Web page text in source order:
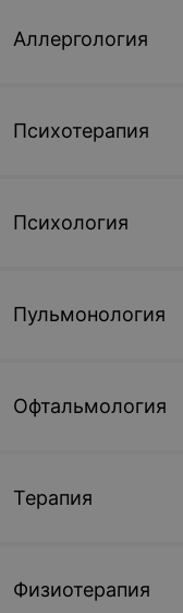
Аллергология
Психотерапия
Психология
Пульмонология
Офтальмология
Терапия
Физиотерапия